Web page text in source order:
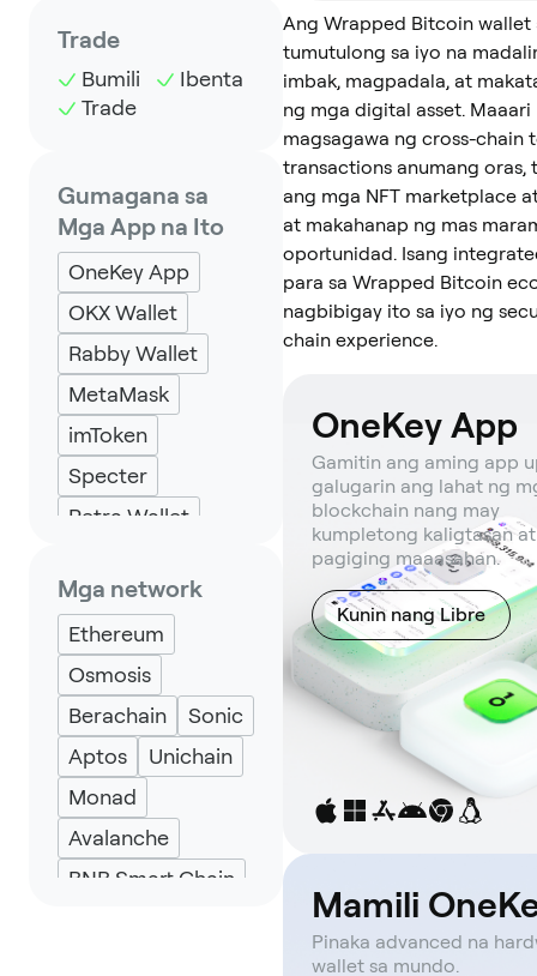
Trade
Bumili
Ibenta
Trade
Gumagana sa
Mga App na Ito
OneKey App
OKX Wallet
Rabby Wallet
MetaMask
imToken
Specter
Petra Wallet
Backpack
Keplr
Eternl
UniSat
Mga network
Ethereum
Osmosis
Berachain
Sonic
Aptos
Unichain
Monad
Avalanche
BNB Smart Chain
Ang Wrapped Bitcoin wallet
tumutulong sa iyo na
imbak, magpadala, at
ng mga digital asset. Maaari
magsagawa ng cross-chain
transactions anumang oras,
ang mga NFT marketplace
at makahanap ng mas
oportunidad. Isang
para sa Wrapped Bitcoin
nagbibigay ito sa iyo ng
chain experience.
OneKey App
Gamitin ang aming app
galugarin ang lahat ng
blockchain nang may
kumpletong kaligtasan at
pagiging maaasahan.
Kunin nang Libre
Mamili
Pinaka advanced na
wallet sa mundo.